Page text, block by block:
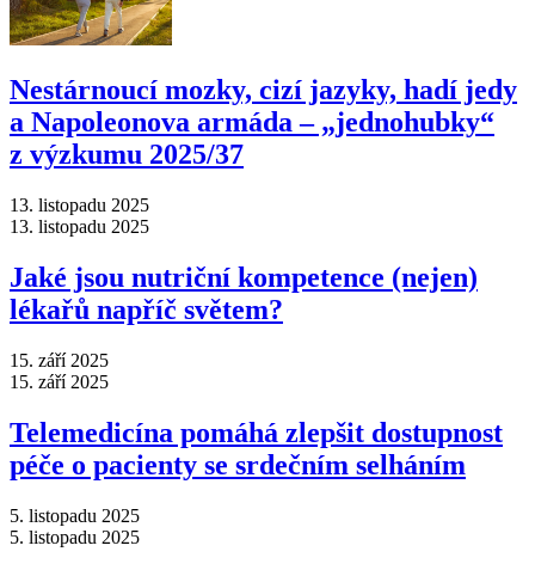
Nestárnoucí mozky, cizí jazyky, hadí jedy
a Napoleonova armáda –⁠ „jednohubky“
z výzkumu 2025/37
13. listopadu 2025
13. listopadu 2025
Jaké jsou nutriční kompetence (nejen)
lékařů napříč světem?
15. září 2025
15. září 2025
Telemedicína pomáhá zlepšit dostupnost
péče o pacienty se srdečním selháním
5. listopadu 2025
5. listopadu 2025